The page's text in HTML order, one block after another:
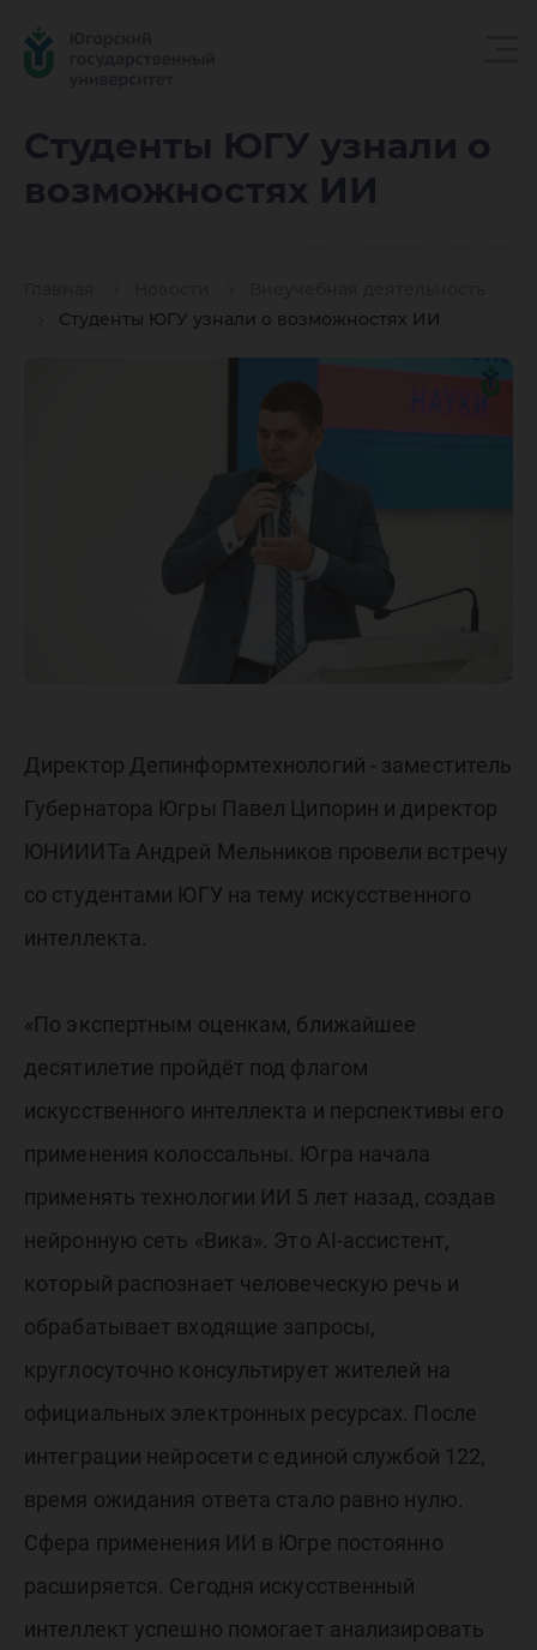
Студенты ЮГУ узнали о
возможностях ИИ
Студенты ЮГУ узнали о возможностях ИИ
Директор Депинформтехнологий - заместитель
Губернатора Югры Павел Ципорин и директор
ЮНИИИТа Андрей Мельников провели встречу
со студентами ЮГУ на тему искусственного
интеллекта.
«По экспертным оценкам, ближайшее
десятилетие пройдёт под флагом
искусственного интеллекта и перспективы его
применения колоссальны. Югра начала
применять технологии ИИ 5 лет назад, создав
нейронную сеть «Вика». Это AI-ассистент,
который распознает человеческую речь и
обрабатывает входящие запросы,
круглосуточно консультирует жителей на
официальных электронных ресурсах. После
интеграции нейросети с единой службой 122,
время ожидания ответа стало равно нулю.
Сфера применения ИИ в Югре постоянно
расширяется. Сегодня искусственный
интеллект успешно помогает анализировать